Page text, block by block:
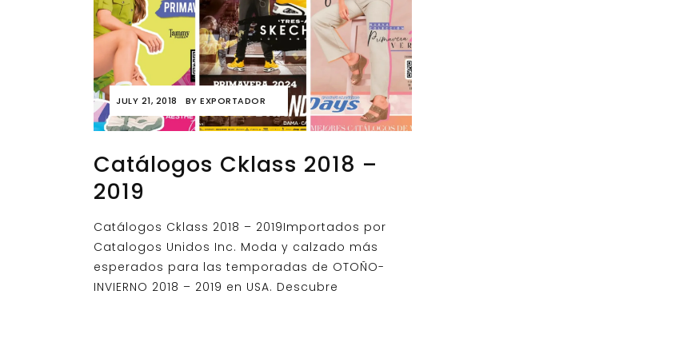
JULY 21, 2018 BY EXPORTADOR
Catálogos Cklass 2018 –
2019
Catálogos Cklass 2018 – 2019Importados por
Catalogos Unidos Inc. Moda y calzado más
esperados para las temporadas de OTOÑO-
INVIERNO 2018 – 2019 en USA. Descubre